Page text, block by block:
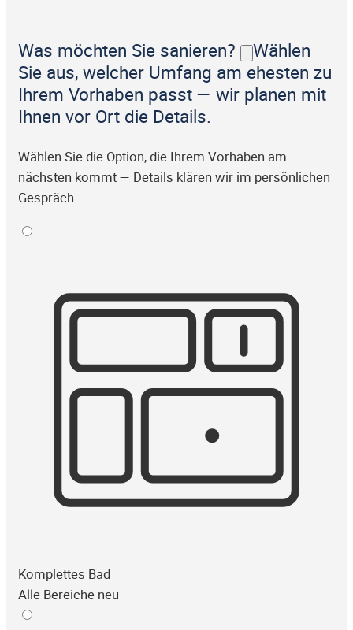
Was möchten Sie sanieren?
Wählen
Sie aus, welcher Umfang am ehesten zu
Ihrem Vorhaben passt — wir planen mit
Ihnen vor Ort die Details.
Wählen Sie die Option, die Ihrem Vorhaben am
nächsten kommt — Details klären wir im persönlichen
Gespräch.
Komplettes Bad
Alle Bereiche neu